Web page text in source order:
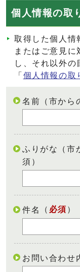
個人情報の取
取得した個人情
またはご意見に
し、それ以外の
「 個人情報の取
名前（市から
ふりがな（市
須）
件名 （ 必須 ）
お問い合わせ